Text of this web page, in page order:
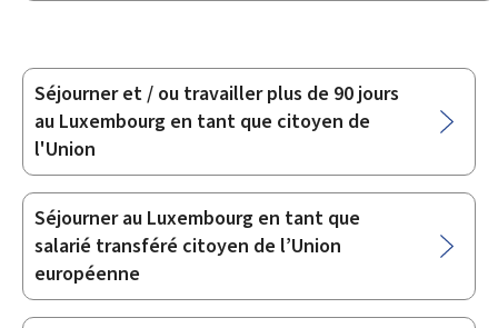
Sous-
rubriques
Séjourner et / ou travailler plus de 90 jours
au Luxembourg en tant que citoyen de
l'Union
Séjourner au Luxembourg en tant que
salarié transféré citoyen de l’Union
européenne